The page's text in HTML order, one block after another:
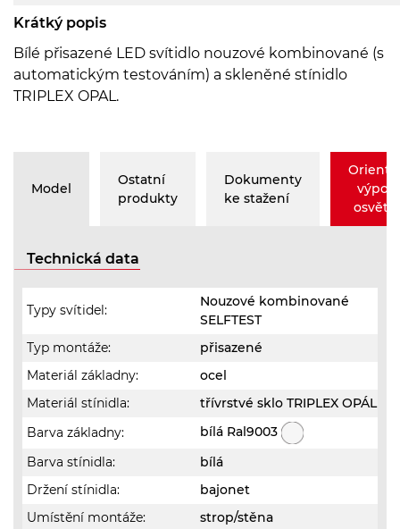
Krátký popis
Bílé přisazené LED svítidlo nouzové kombinované (s
automatickým testováním) a skleněné stínidlo
TRIPLEX OPAL.
Model
Ostatní
produkty
Dokumenty
ke stažení
Technická data
Typy svítidel:
Nouzové kombinované
SELFTEST
Typ montáže:
přisazené
Materiál základny:
ocel
Materiál stínidla:
třívrstvé sklo TRIPLEX OPÁL
Barva základny:
bílá Ral9003
Barva stínidla:
bílá
Držení stínidla:
bajonet
Umístění montáže:
strop/stěna